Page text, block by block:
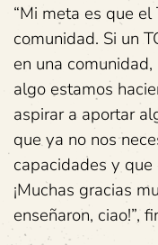
“Mi meta es que
comunidad. Si un
en una
algo estamos
aspirar a aportar
que ya no nos
capacidades y
¡Muchas gracias
enseñaron, ciao!”,